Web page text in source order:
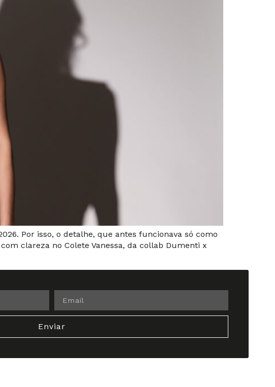
Por isso, o detalhe, que antes funcionava só como
clareza no Colete Vanessa, da collab Dumenti x
Enviar